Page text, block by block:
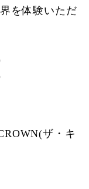
を体験いただ
)
)
ザ・キ